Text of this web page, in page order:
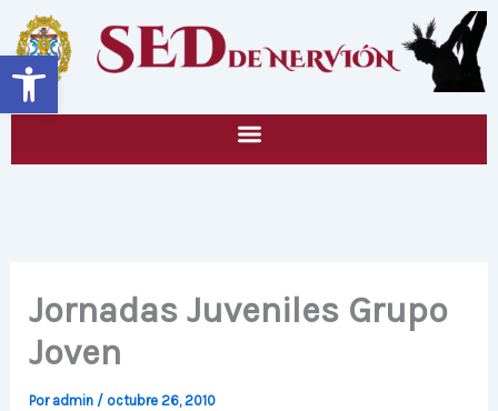
Abrir barra de herramientas
contenido
Jornadas Juveniles Grupo
Joven
Por admin / octubre 26, 2010